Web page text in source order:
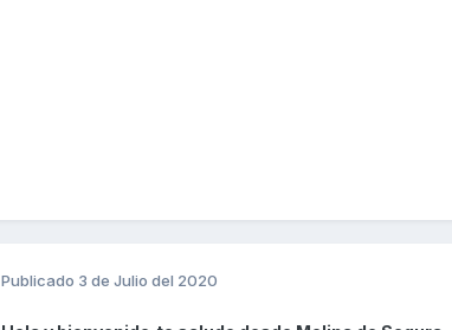
Publicado 3 de Julio del 2020